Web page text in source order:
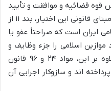
قوه قضائیه و موافقت و تأیید
مقام معظم رهبری، صادر می گردد. مبنای قانونی این اختیار، بند ۱۱ از
ایران است که صراحتاً عفو یا
اسلامی را جزء وظایف و
اختیارات رهبری برشمرده است. علاوه بر این، مواد ۲۴ و ۹۶ قانون
اند و سازوکار اجرایی آن